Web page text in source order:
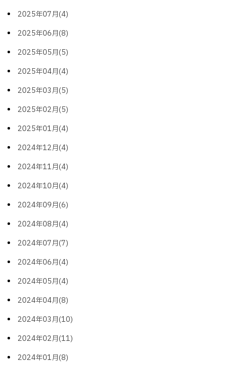
2025年07月(4)
2025年06月(8)
2025年05月(5)
2025年04月(4)
2025年03月(5)
2025年02月(5)
2025年01月(4)
2024年12月(4)
2024年11月(4)
2024年10月(4)
2024年09月(6)
2024年08月(4)
2024年07月(7)
2024年06月(4)
2024年05月(4)
2024年04月(8)
2024年03月(10)
2024年02月(11)
2024年01月(8)